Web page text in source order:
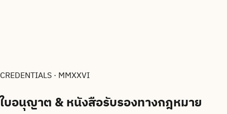
CREDENTIALS · MMXXVI
ใบอนุญาต & หนังสือรับรองทางกฎหมาย